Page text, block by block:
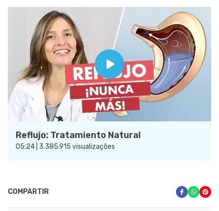
Reflujo: Tratamiento Natural
05:24 | 3.385.915 visualizações
COMPARTIR